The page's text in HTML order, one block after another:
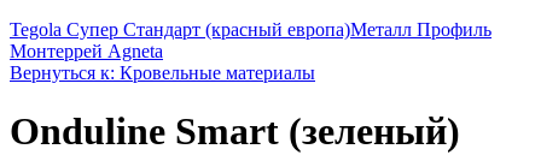
Tegola Супер Стандарт (красный европа)Металл Профиль
Монтеррей Agneta
Вернуться к: Кровельные материалы
Onduline Smart (зеленый)